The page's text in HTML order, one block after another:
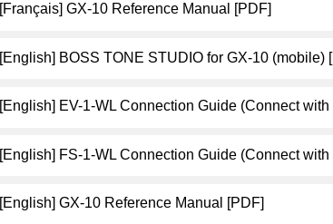
[Français] GX-10 Reference Manual [PDF]
[English] BOSS TONE STUDIO for GX-10 (mobile)
[English] EV-1-WL Connection Guide (Connect
[English] FS-1-WL Connection Guide (Connect
[English] GX-10 Reference Manual [PDF]